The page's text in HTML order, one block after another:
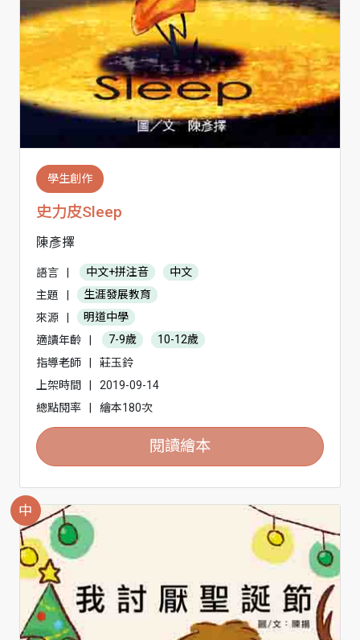
學生創作
史力皮Sleep
陳彥擇
語言 中文+拼注音
中文
主題
生涯發展教育
來源
明道中學
適讀年齡
7-9歲
10-12歲
指導老師
莊玉鈴
上架時間
2019-09-14
總點閱率
繪本180次
閱讀繪本
中